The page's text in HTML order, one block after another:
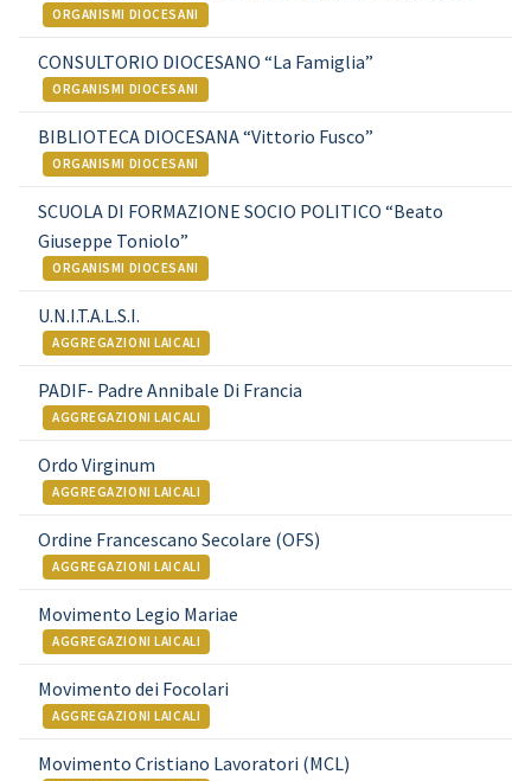
ORGANISMI DIOCESANI
CONSULTORIO DIOCESANO “La Famiglia”
ORGANISMI DIOCESANI
BIBLIOTECA DIOCESANA “Vittorio Fusco”
ORGANISMI DIOCESANI
SCUOLA DI FORMAZIONE SOCIO POLITICO “Beato
Giuseppe Toniolo”
ORGANISMI DIOCESANI
U.N.I.T.A.L.S.I.
AGGREGAZIONI LAICALI
PADIF- Padre Annibale Di Francia
AGGREGAZIONI LAICALI
Ordo Virginum
AGGREGAZIONI LAICALI
Ordine Francescano Secolare (OFS)
AGGREGAZIONI LAICALI
Movimento Legio Mariae
AGGREGAZIONI LAICALI
Movimento dei Focolari
AGGREGAZIONI LAICALI
Movimento Cristiano Lavoratori (MCL)